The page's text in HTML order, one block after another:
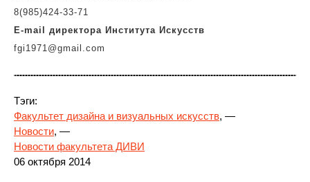
8(985)424-33-71
E-mail директора Института Искусств
fgi1971@gmail.com
Тэги:
Факультет дизайна и визуальных искусств, —
Новости, —
Новости факультета ДИВИ
06 октября 2014